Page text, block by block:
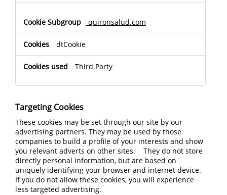
quironsalud.com
dtCookie
Third Party
Targeting Cookies
These cookies may be set through our site by our
advertising partners. They may be used by those
companies to build a profile of your interests and show
you relevant adverts on other sites. They do not store
directly personal information, but are based on
uniquely identifying your browser and internet device.
If you do not allow these cookies, you will experience
less targeted advertising.